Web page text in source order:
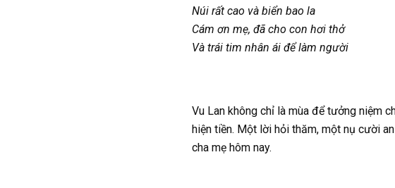
Núi rất cao và biển bao la
Cám ơn mẹ, đã cho con hơi thở
Và trái tim nhân ái để làm người
Vu Lan không chỉ là mùa để tưởng niệm
hiện tiền. Một lời hỏi thăm, một nụ cười
cha mẹ hôm nay.